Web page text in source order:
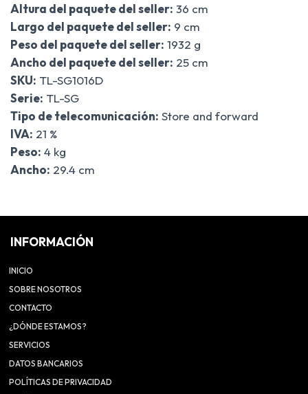
Altura del paquete del seller: 36 cm
Largo del paquete del seller: 9 cm
Peso del paquete del seller: 1932 g
Ancho del paquete del seller: 25 cm
SKU: TL-SG1016D
Serie: TL-SG
Tipo de telecomunicación: Store and forward
IVA: 21 %
Peso: 4 kg
Ancho: 29.4 cm
INFORMACIÓN
INICIO
SOBRE NOSOTROS
CONTACTO
¿DÓNDE ESTAMOS?
SERVICIOS
DATOS BANCARIOS
POLÍTICAS DE PRIVACIDAD